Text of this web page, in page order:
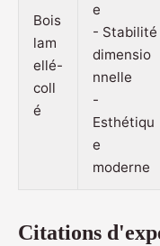
Bois
lam
ellé-
coll
é
e
- Stabilité
dimensio
nnelle
-
Esthétiqu
e
moderne
Citations